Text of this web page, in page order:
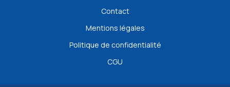
Contact
Mentions légales
Politique de confidentialité
CGU